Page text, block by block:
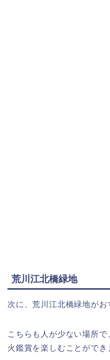
荒川江北橋緑地
次に、荒川江北橋緑地がお
こちらも人が少ない場所
火鑑賞を楽しむことができ